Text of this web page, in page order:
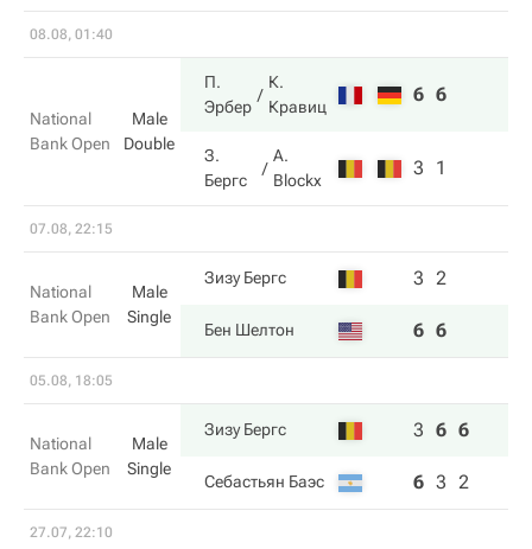
08.08, 01:40
National
Bank Open
Male
Double
П.
Эрбер
К.
Кравиц
6 6
З.
Бергс
A.
Blockx
3 1
07.08, 22:15
National
Bank Open
Male
Single
Зизу Бергс 3 2
Бен Шелтон 6 6
05.08, 18:05
National
Bank Open
Male
Single
Зизу Бергс 3 6 6
Себастьян Баэс 6 3 2
27.07, 22:10